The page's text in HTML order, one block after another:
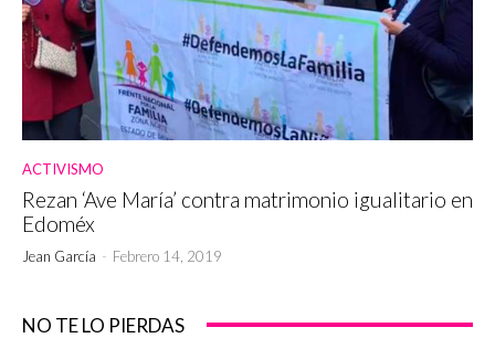
ACTIVISMO
Rezan ‘Ave María’ contra matrimonio igualitario en
Edoméx
Jean García - Febrero 14, 2019
NO TE LO PIERDAS